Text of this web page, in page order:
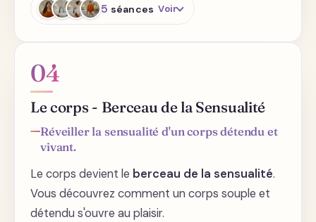
5 séances Voir
Ouvrir les canaux énergétiques -
Pratique
Plaisir holistique et régénérant -
Orbite microcosmique
04
Le corps - Berceau de la Sensualité
Réveiller la sensualité d'un corps détendu et
vivant.
Le corps devient le berceau de la sensualité.
Vous découvrez comment un corps souple et
détendu s'ouvre au plaisir.